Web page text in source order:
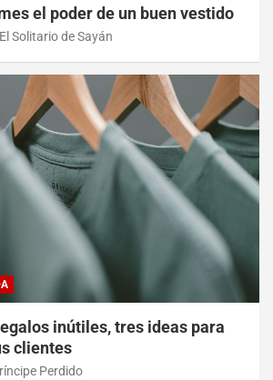
el poder de un buen vestido
El Solitario de Sayán
inútiles, tres ideas para
clientes
Perdido